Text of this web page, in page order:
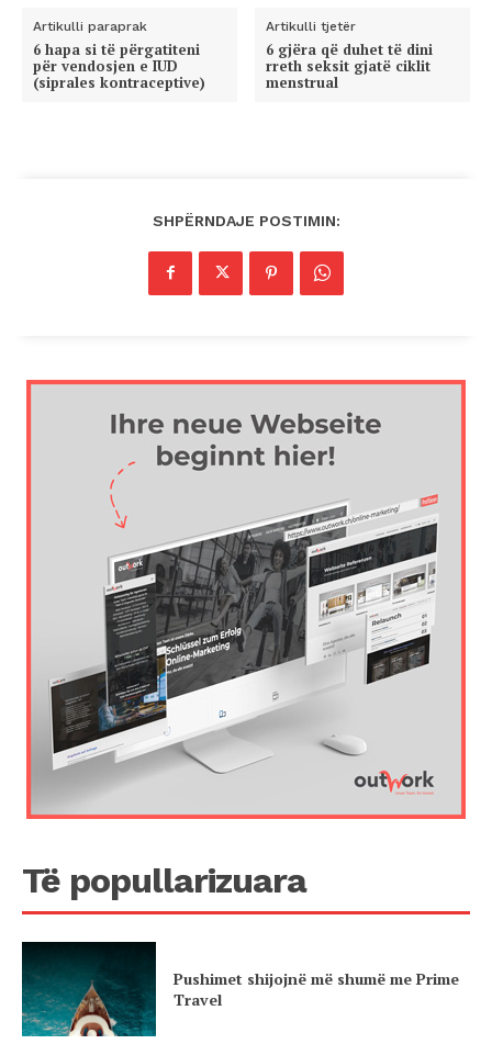
Artikulli paraprak
6 hapa si të përgatiteni
për vendosjen e IUD
(siprales kontraceptive)
Artikulli tjetër
6 gjëra që duhet të dini
rreth seksit gjatë ciklit
menstrual
SHPËRNDAJE POSTIMIN:
Të popullarizuara
Pushimet shijojnë më shumë me Prime
Travel